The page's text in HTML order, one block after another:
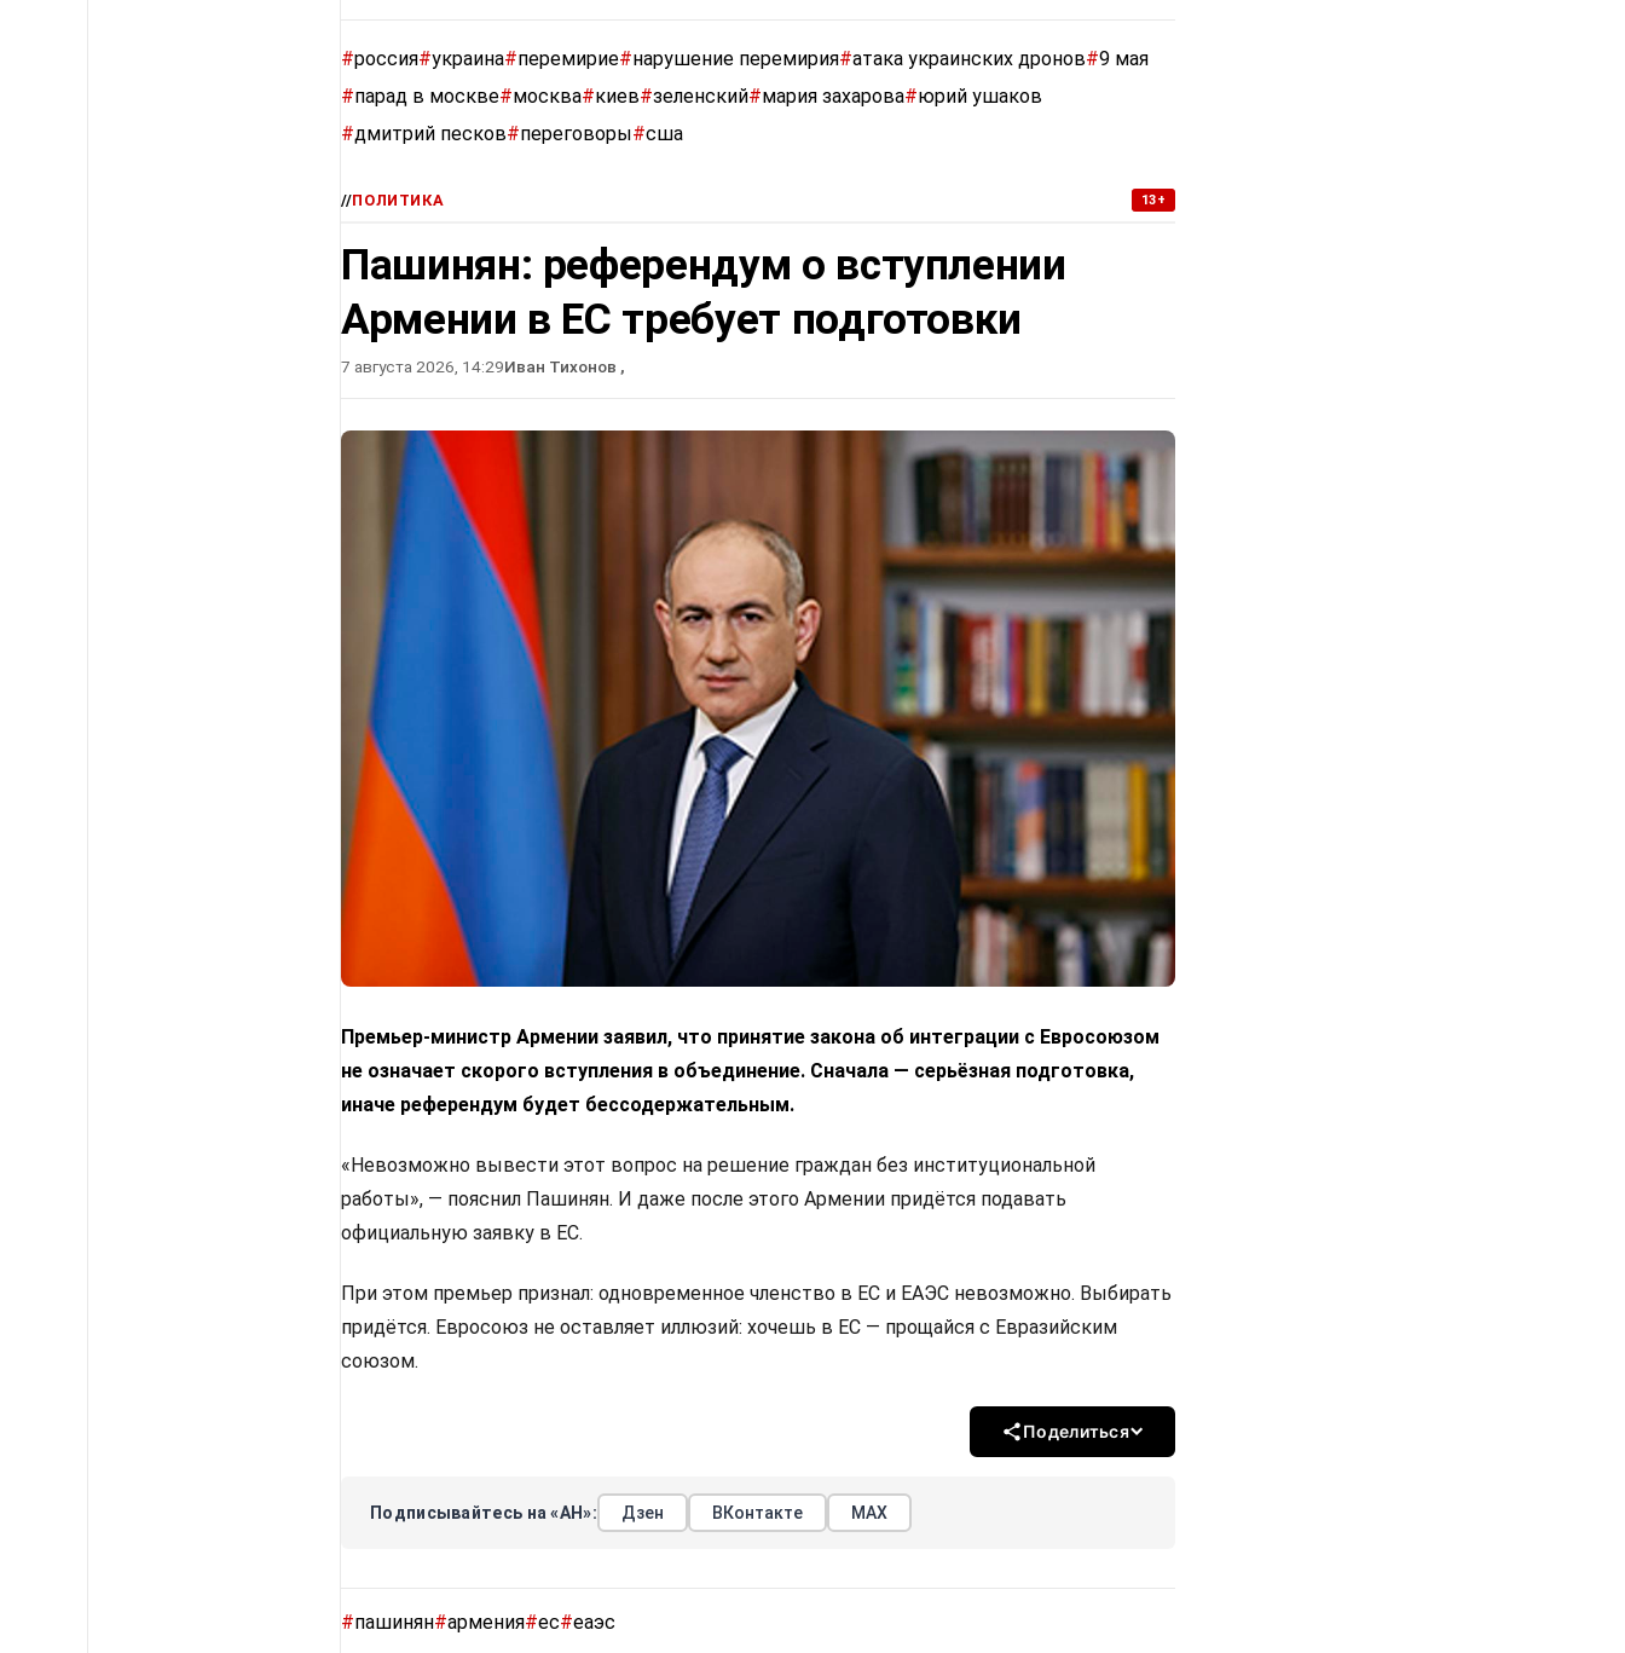
#россия#украина#перемирие#нарушение перемирия#атака украинских дронов#9 мая
#парад в москве#москва#киев#зеленский#мария захарова#юрий ушаков
#дмитрий песков#переговоры#сша
//ПОЛИТИКА 13+
Пашинян: референдум о вступлении
Армении в ЕС требует подготовки
7 августа 2026, 14:29Иван Тихонов ,
Премьер-министр Армении заявил, что принятие закона об интеграции с Евросоюзом
не означает скорого вступления в объединение. Сначала — серьёзная подготовка,
иначе референдум будет бессодержательным.
«Невозможно вывести этот вопрос на решение граждан без институциональной
работы», — пояснил Пашинян. И даже после этого Армении придётся подавать
официальную заявку в ЕС.
При этом премьер признал: одновременное членство в ЕС и ЕАЭС невозможно. Выбирать
придётся. Евросоюз не оставляет иллюзий: хочешь в ЕС — прощайся с Евразийским
союзом.
Поделиться
Подписывайтесь на «АН»: Дзен ВКонтакте МАХ
#пашинян#армения#ес#еаэс